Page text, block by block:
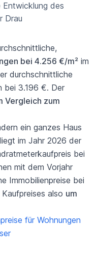
Entwicklung des
Drau
bei 4.256 €/m² im
durchschnittliche
bei 3.196 €. Der
Vergleich zum
ein ganzes Haus
im Jahr 2026 der
bei
mit dem Vorjahr
Immobilienpreise bei
also um
für Wohnungen